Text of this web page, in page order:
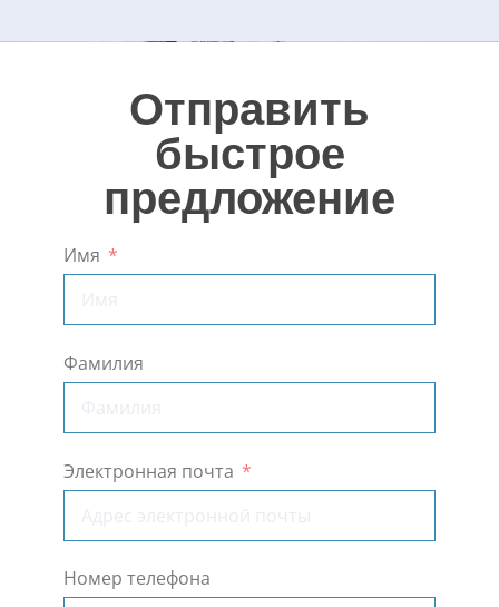
Отправить
быстрое
предложение
Имя
Фамилия
Электронная почта
Номер телефона